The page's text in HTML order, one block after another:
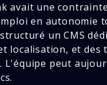
avait une
en autonomie
un CMS
localisation, et des
L'équipe peut